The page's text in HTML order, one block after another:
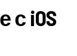
iOS